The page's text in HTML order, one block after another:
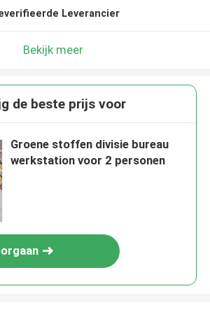
Leverancier
Bekijk meer
de beste prijs voor
Groene stoffen divisie bureau
werkstation voor 2 personen